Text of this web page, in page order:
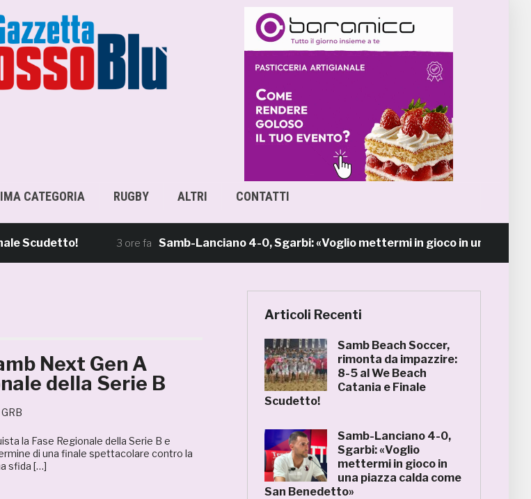
CATEGORIA RUGBY ALTRI CONTATTI
3 ore fa Samb-Lanciano 4-0, Sgarbi: «Voglio mettermi in gioco in una piazza
Next Gen A
della Serie B
la Fase Regionale della Serie B e
di una finale spettacolare contro la
sfida […]
Articoli Recenti
Samb Beach Soccer,
rimonta da impazzire:
8-5 al We Beach
Catania e Finale
Scudetto!
Samb-Lanciano 4-0,
Sgarbi: «Voglio
mettermi in gioco in
una piazza calda come
San Benedetto»